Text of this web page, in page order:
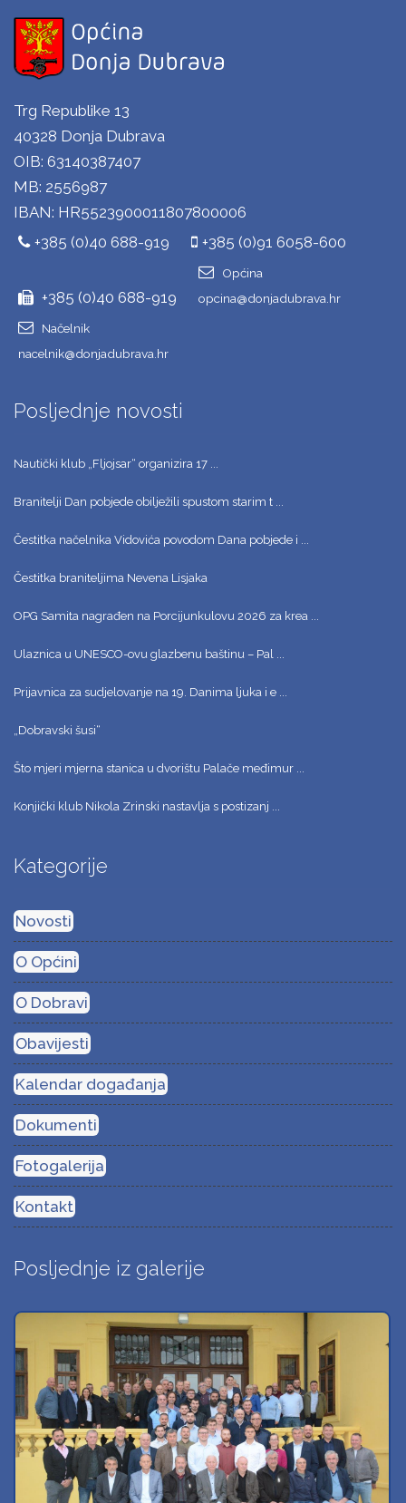
Trg Republike 13
40328 Donja Dubrava
OIB: 63140387407
MB: 2556987
IBAN: HR5523900011807800006
+385 (0)40 688-919
+385 (0)91 6058-600
+385 (0)40 688-919
Općina
opcina@donjadubrava.hr
Načelnik
nacelnik@donjadubrava.hr
Posljednje novosti
Nautički klub „Fljojsar“ organizira 17 ...
Branitelji Dan pobjede obilježili spustom starim t ...
Čestitka načelnika Vidovića povodom Dana pobjede i ...
Čestitka braniteljima Nevena Lisjaka
OPG Samita nagrađen na Porcijunkulovu 2026 za krea ...
Ulaznica u UNESCO-ovu glazbenu baštinu – Pal ...
Prijavnica za sudjelovanje na 19. Danima ljuka i e ...
„Dobravski šusi“
Što mjeri mjerna stanica u dvorištu Palače međimur ...
Konjički klub Nikola Zrinski nastavlja s postizanj ...
Kategorije
Novosti
O Općini
O Dobravi
Obavijesti
Kalendar događanja
Dokumenti
Fotogalerija
Kontakt
Posljednje iz galerije